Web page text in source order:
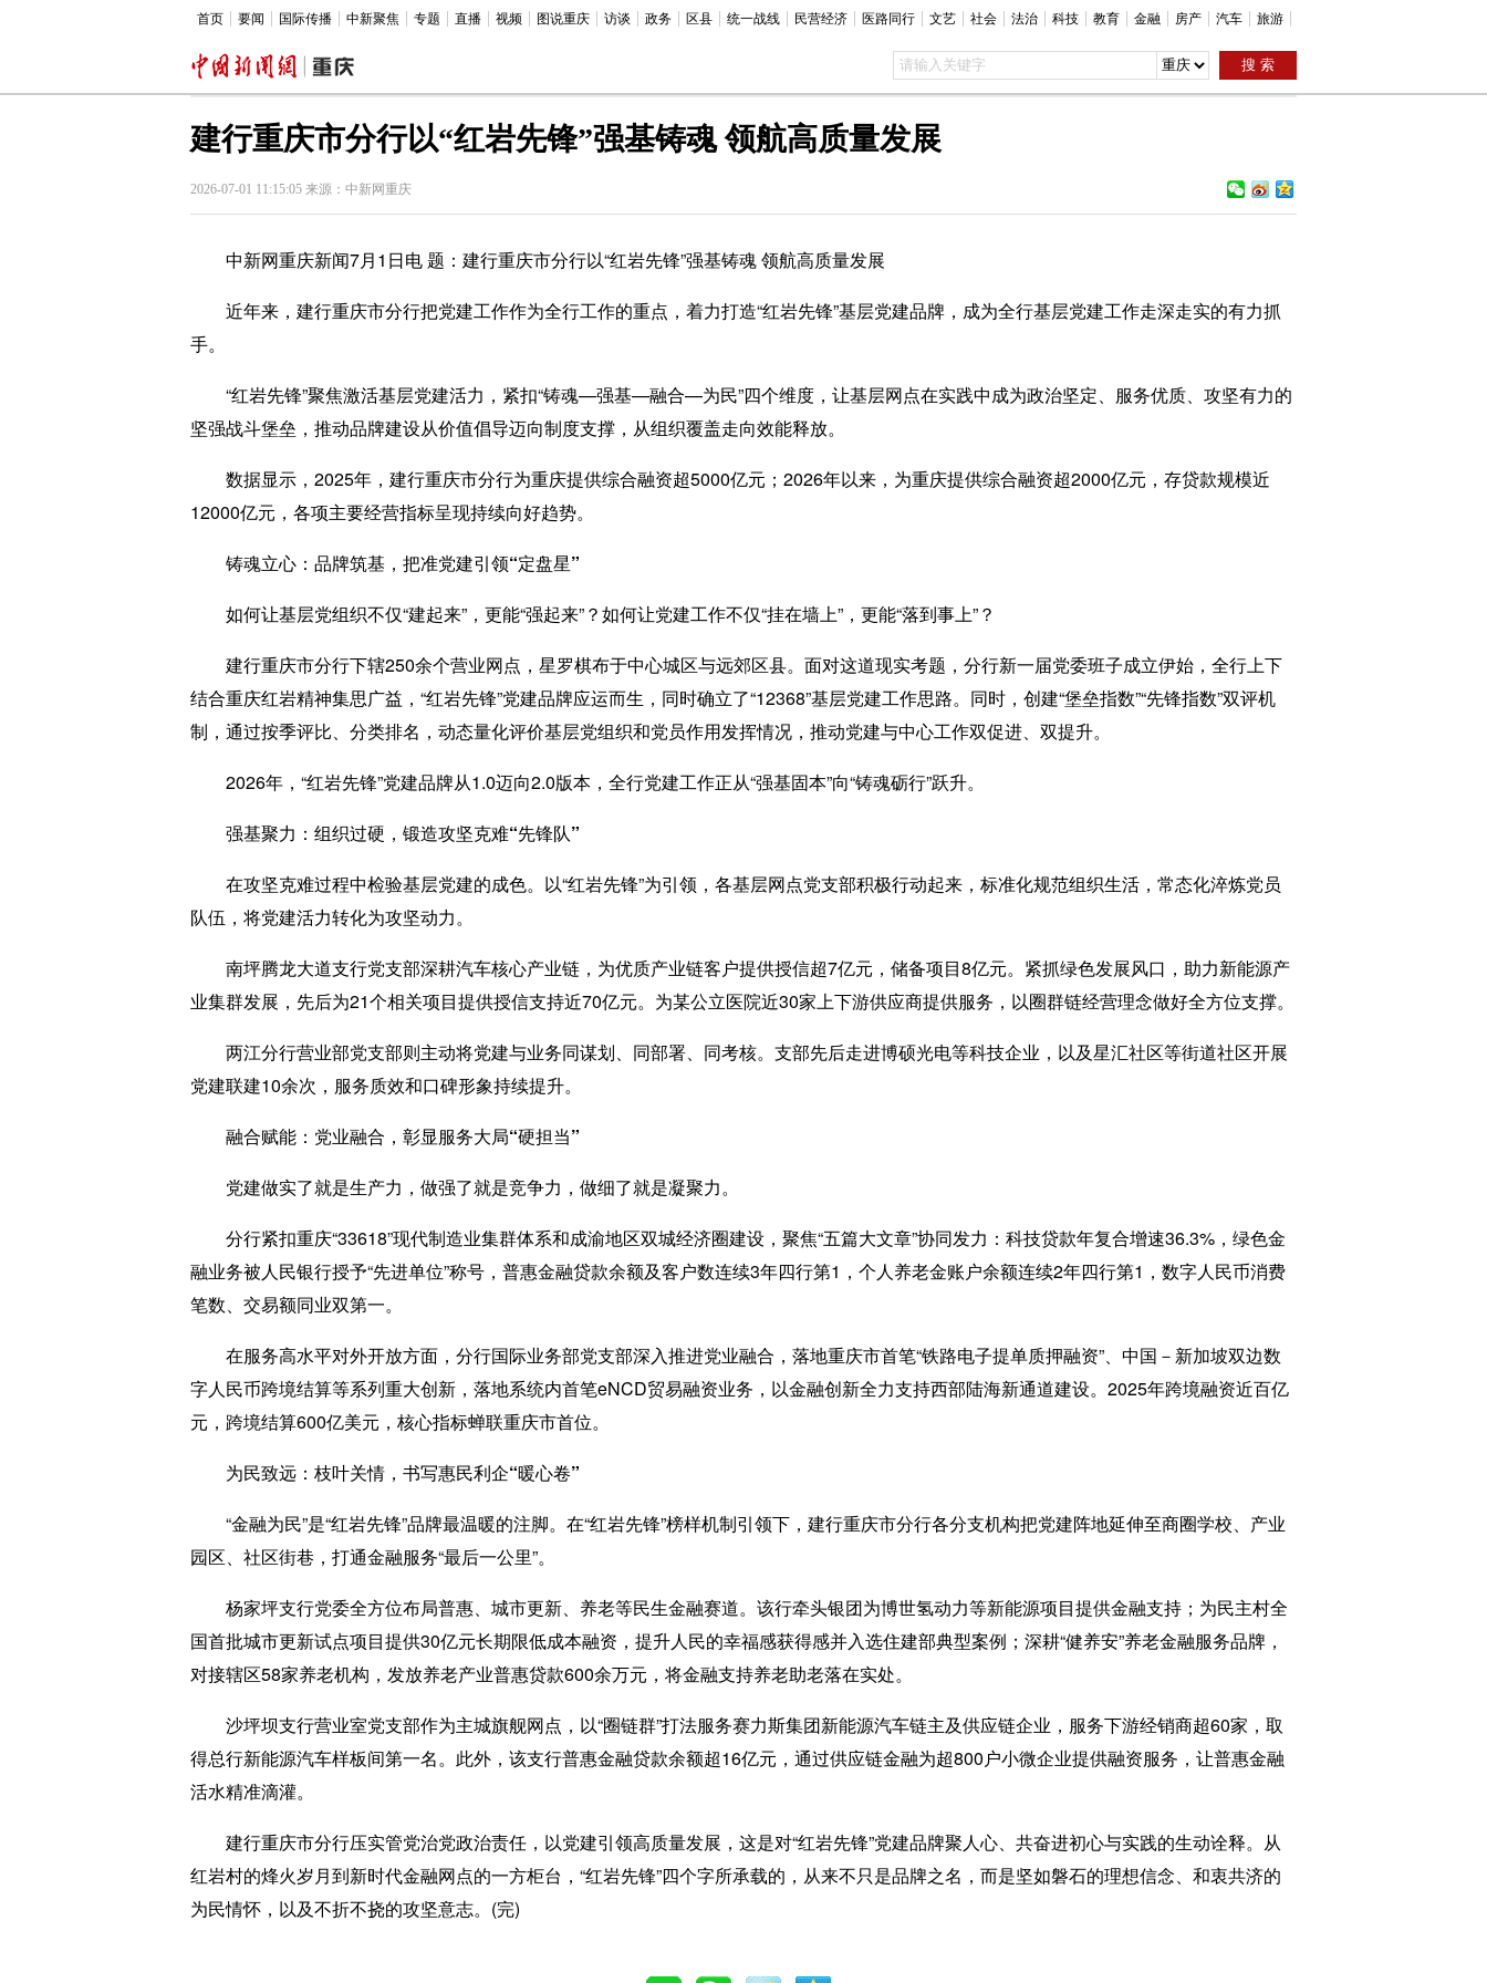
首页 要闻 国际传播 中新聚焦 专题 直播 视频 图说重庆 访谈 政务 区县 统一战线 民营经济 医路同行 文艺 社会 法治 科技 教育 金融 房产 汽车 旅游
建行重庆市分行以“红岩先锋”强基铸魂 领航高质量发展
2026-07-01 11:15:05 来源：中新网重庆
中新网重庆新闻7月1日电 题：建行重庆市分行以“红岩先锋”强基铸魂 领航高质量发展
近年来，建行重庆市分行把党建工作作为全行工作的重点，着力打造“红岩先锋”基层党建品牌，成为全行基层党建工作走深走实的有力抓
手。
“红岩先锋”聚焦激活基层党建活力，紧扣“铸魂—强基—融合—为民”四个维度，让基层网点在实践中成为政治坚定、服务优质、攻坚有力的
坚强战斗堡垒，推动品牌建设从价值倡导迈向制度支撑，从组织覆盖走向效能释放。
数据显示，2025年，建行重庆市分行为重庆提供综合融资超5000亿元；2026年以来，为重庆提供综合融资超2000亿元，存贷款规模近
12000亿元，各项主要经营指标呈现持续向好趋势。
铸魂立心：品牌筑基，把准党建引领“定盘星”
如何让基层党组织不仅“建起来”，更能“强起来”？如何让党建工作不仅“挂在墙上”，更能“落到事上”？
建行重庆市分行下辖250余个营业网点，星罗棋布于中心城区与远郊区县。面对这道现实考题，分行新一届党委班子成立伊始，全行上下
结合重庆红岩精神集思广益，“红岩先锋”党建品牌应运而生，同时确立了“12368”基层党建工作思路。同时，创建“堡垒指数”“先锋指数”双评机
制，通过按季评比、分类排名，动态量化评价基层党组织和党员作用发挥情况，推动党建与中心工作双促进、双提升。
2026年，“红岩先锋”党建品牌从1.0迈向2.0版本，全行党建工作正从“强基固本”向“铸魂砺行”跃升。
强基聚力：组织过硬，锻造攻坚克难“先锋队”
在攻坚克难过程中检验基层党建的成色。以“红岩先锋”为引领，各基层网点党支部积极行动起来，标准化规范组织生活，常态化淬炼党员
队伍，将党建活力转化为攻坚动力。
南坪腾龙大道支行党支部深耕汽车核心产业链，为优质产业链客户提供授信超7亿元，储备项目8亿元。紧抓绿色发展风口，助力新能源产
业集群发展，先后为21个相关项目提供授信支持近70亿元。为某公立医院近30家上下游供应商提供服务，以圈群链经营理念做好全方位支撑。
两江分行营业部党支部则主动将党建与业务同谋划、同部署、同考核。支部先后走进博硕光电等科技企业，以及星汇社区等街道社区开展
党建联建10余次，服务质效和口碑形象持续提升。
融合赋能：党业融合，彰显服务大局“硬担当”
党建做实了就是生产力，做强了就是竞争力，做细了就是凝聚力。
分行紧扣重庆“33618”现代制造业集群体系和成渝地区双城经济圈建设，聚焦“五篇大文章”协同发力：科技贷款年复合增速36.3%，绿色金
融业务被人民银行授予“先进单位”称号，普惠金融贷款余额及客户数连续3年四行第1，个人养老金账户余额连续2年四行第1，数字人民币消费
笔数、交易额同业双第一。
在服务高水平对外开放方面，分行国际业务部党支部深入推进党业融合，落地重庆市首笔“铁路电子提单质押融资”、中国－新加坡双边数
字人民币跨境结算等系列重大创新，落地系统内首笔eNCD贸易融资业务，以金融创新全力支持西部陆海新通道建设。2025年跨境融资近百亿
元，跨境结算600亿美元，核心指标蝉联重庆市首位。
为民致远：枝叶关情，书写惠民利企“暖心卷”
“金融为民”是“红岩先锋”品牌最温暖的注脚。在“红岩先锋”榜样机制引领下，建行重庆市分行各分支机构把党建阵地延伸至商圈学校、产业
园区、社区街巷，打通金融服务“最后一公里”。
杨家坪支行党委全方位布局普惠、城市更新、养老等民生金融赛道。该行牵头银团为博世氢动力等新能源项目提供金融支持；为民主村全
国首批城市更新试点项目提供30亿元长期限低成本融资，提升人民的幸福感获得感并入选住建部典型案例；深耕“健养安”养老金融服务品牌，
对接辖区58家养老机构，发放养老产业普惠贷款600余万元，将金融支持养老助老落在实处。
沙坪坝支行营业室党支部作为主城旗舰网点，以“圈链群”打法服务赛力斯集团新能源汽车链主及供应链企业，服务下游经销商超60家，取
得总行新能源汽车样板间第一名。此外，该支行普惠金融贷款余额超16亿元，通过供应链金融为超800户小微企业提供融资服务，让普惠金融
活水精准滴灌。
建行重庆市分行压实管党治党政治责任，以党建引领高质量发展，这是对“红岩先锋”党建品牌聚人心、共奋进初心与实践的生动诠释。从
红岩村的烽火岁月到新时代金融网点的一方柜台，“红岩先锋”四个字所承载的，从来不只是品牌之名，而是坚如磐石的理想信念、和衷共济的
为民情怀，以及不折不挠的攻坚意志。(完)